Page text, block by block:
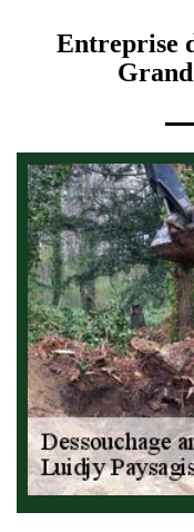
Entreprise